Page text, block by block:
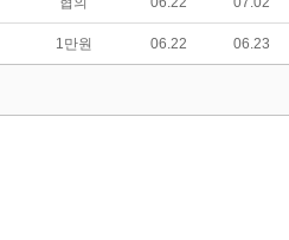
1만원 06.22 06.23